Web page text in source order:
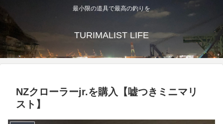
最小限の道具で最高の釣りを
TURIMALIST LIFE
NZクローラーjr.を購入【嘘つきミニマリ
スト】